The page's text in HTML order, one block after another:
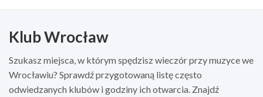
Klub Wrocław
Szukasz miejsca, w którym spędzisz wieczór przy muzyce we
Wrocławiu? Sprawdź przygotowaną listę często
odwiedzanych klubów i godziny ich otwarcia. Znajdź